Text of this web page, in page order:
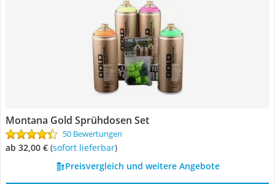
Montana Gold Sprühdosen Set
50 Bewertungen
ab 32,00 € ( Sofort lieferbar)
Preisvergleich und weitere Angebote